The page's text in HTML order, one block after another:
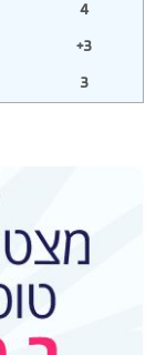
4
3+
3